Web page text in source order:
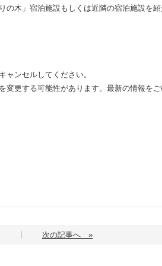
の木」宿泊施設もしくは近隣の宿泊施設を
ャンセルしてください。
変更する可能性があります。最新の情報を
次の記事へ »